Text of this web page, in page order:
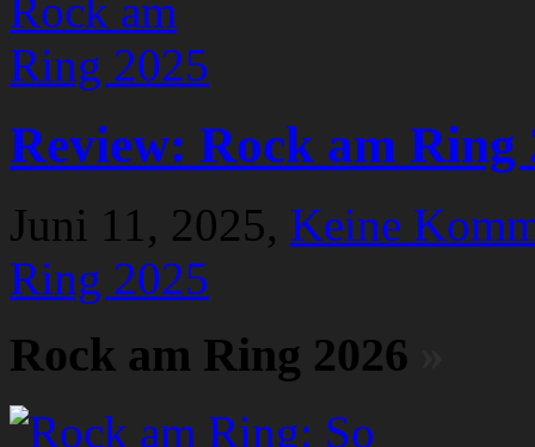
Review: Rock am Ring
Juni 11, 2025, Keine
Ring 2025
Rock am Ring 2026